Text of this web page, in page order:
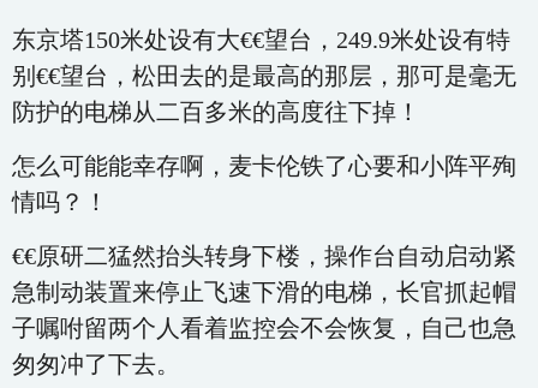
东京塔150米处设有大€€望台，249.9米处设有特
别€€望台，松田去的是最高的那层，那可是毫无
防护的电梯从二百多米的高度往下掉！
怎么可能能幸存啊，麦卡伦铁了心要和小阵平殉
情吗？！
€€原研二猛然抬头转身下楼，操作台自动启动紧
急制动装置来停止飞速下滑的电梯，长官抓起帽
子嘱咐留两个人看着监控会不会恢复，自己也急
匆匆冲了下去。